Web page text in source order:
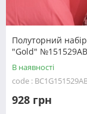
Полуторний набір
"Gold"
В наявності
code :
928 грн